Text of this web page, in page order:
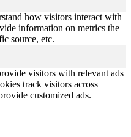
how visitors interact with
information on metrics the
source, etc.
visitors with relevant ads
track visitors across
customized ads.